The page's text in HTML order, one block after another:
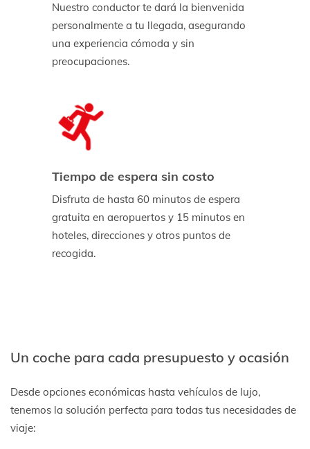
Nuestro conductor te dará la bienvenida
personalmente a tu llegada, asegurando
una experiencia cómoda y sin
preocupaciones.
Tiempo de espera sin costo
Disfruta de hasta 60 minutos de espera
gratuita en aeropuertos y 15 minutos en
hoteles, direcciones y otros puntos de
recogida.
Un coche para cada presupuesto y ocasión
Desde opciones económicas hasta vehículos de lujo,
tenemos la solución perfecta para todas tus necesidades de
viaje: